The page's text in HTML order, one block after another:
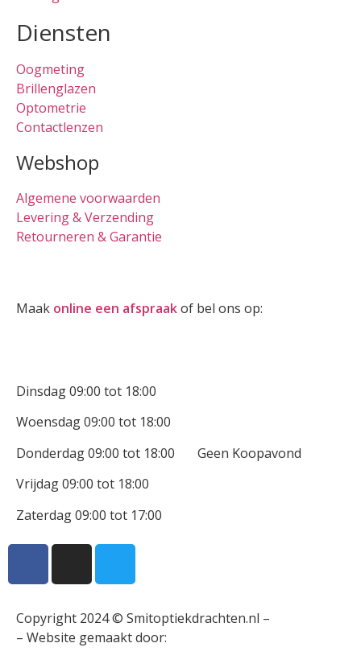
Diensten
Oogmeting
Brillenglazen
Optometrie
Contactlenzen
Webshop
Algemene voorwaarden
Levering & Verzending
Retourneren & Garantie
Maak online een afspraakof bel ons op:
Dinsdag 09:00 tot 18:00
Woensdag 09:00 tot 18:00
Donderdag 09:00 tot 18:00 Geen Koopavond
Vrijdag 09:00 tot 18:00
Zaterdag 09:00 tot 17:00
Copyright 2024 © Smitoptiekdrachten.nl –
– Website gemaakt door: